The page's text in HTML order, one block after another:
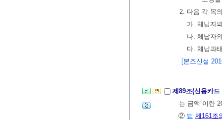
2. 다음 각 목
가. 체납자
나. 체납자
다. 체납과
[본조신설
제89조(신용카
는 금액”이란
② 법 제161조